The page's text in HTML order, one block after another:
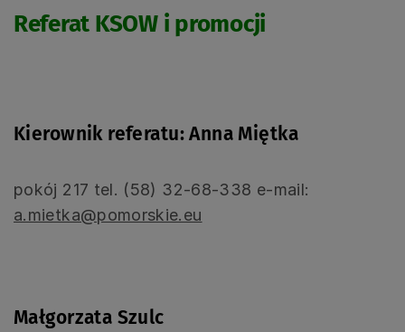
Referat KSOW i promocji
Kierownik referatu: Anna Miętka
pokój 217 tel. (58) 32-68-338 e-mail:
a.mietka@pomorskie.eu
Małgorzata Szulc